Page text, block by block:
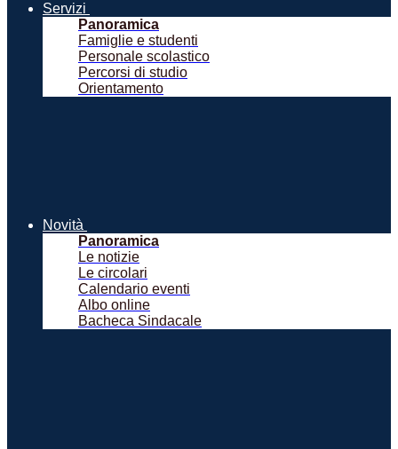
Servizi
Panoramica
Famiglie e studenti
Personale scolastico
Percorsi di studio
Orientamento
Novità
Panoramica
Le notizie
Le circolari
Calendario eventi
Albo online
Bacheca Sindacale